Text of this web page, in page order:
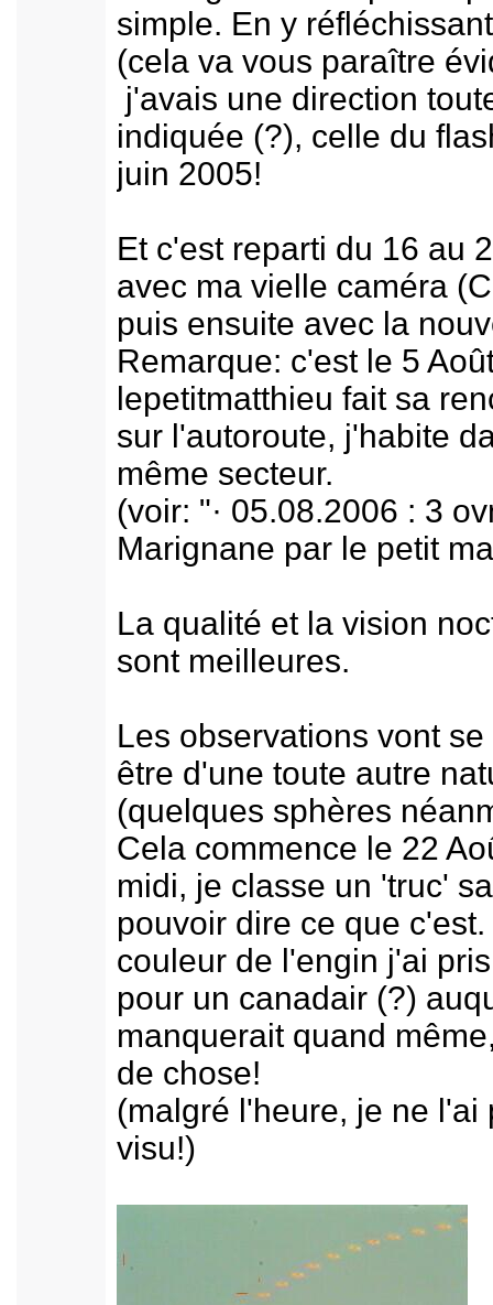
simple. En y
(cela va vous paraître
j'avais une direction
indiquée (?), celle du
juin 2005!
Et c'est reparti du 16 au
avec ma vielle caméra
puis ensuite avec la
Remarque: c'est le 5
lepetitmatthieu fait sa
sur l'autoroute, j'habite
même secteur.
(voir: "· 05.08.2006 : 3
Marignane par le petit
La qualité et la vision
sont meilleures.
Les observations vont
être d'une toute autre
(quelques sphères
Cela commence le 22
midi, je classe un 'truc'
pouvoir dire ce que c'est.
couleur de l'engin j'ai
pour un canadair (?)
manquerait quand
de chose!
(malgré l'heure, je ne l'ai
visu!)